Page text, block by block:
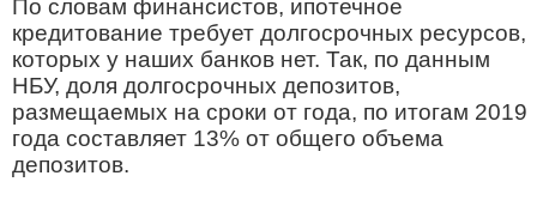
По словам финансистов, ипотечное
кредитование требует долгосрочных ресурсов,
которых у наших банков нет. Так, по данным
НБУ, доля долгосрочных депозитов,
размещаемых на сроки от года, по итогам 2019
года составляет 13% от общего объема
депозитов.